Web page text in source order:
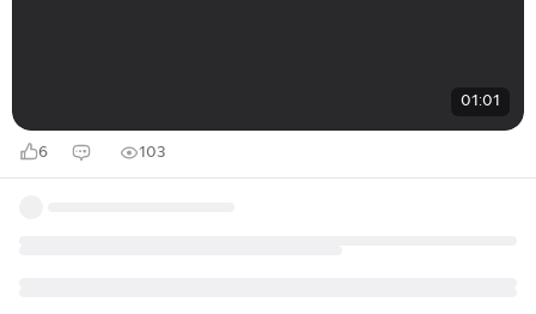
01:01
6 103